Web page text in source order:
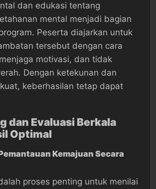
dan edukasi tentang
mental menjadi bagian
Peserta diajarkan untuk
tersebut dengan cara
motivasi, dan tidak
Dengan ketekunan dan
keberhasilan tetap dapat
dan Evaluasi Berkala
Optimal
Kemajuan Secara
proses penting untuk menilai